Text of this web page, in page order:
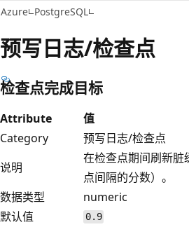
Azure PostgreSQL
预写日志/检查点
检查点完成目标
Attribute
值
Category
预写日志/检查点
说明
在检查点期间刷新脏
点间隔的分数）。
数据类型
numeric
默认值
0.9